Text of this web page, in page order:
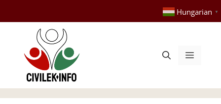
tartalomba
Hungarian ▼
Menü